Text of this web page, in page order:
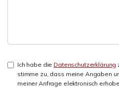
Ich habe die Datenschutzerklärung
stimme zu, dass meine Angaben
meiner Anfrage elektronisch